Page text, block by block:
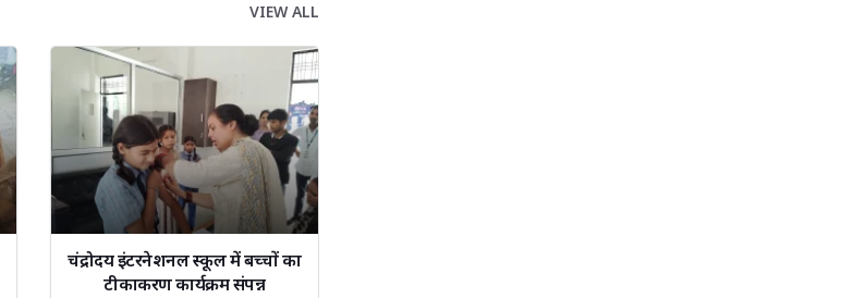
VIEW ALL
चंद्रोदय इंटरनेशनल स्कूल में बच्चों का
टीकाकरण कार्यक्रम संपन्न